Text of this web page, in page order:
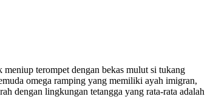
terompet dengan bekas mulut si tukang
omega ramping yang memiliki ayah imigran,
dengan lingkungan tetangga yang rata-rata adalah